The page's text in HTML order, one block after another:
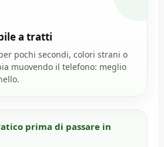
a tratti
pochi secondi, colori strani o
muovendo il telefono: meglio
prima di passare in